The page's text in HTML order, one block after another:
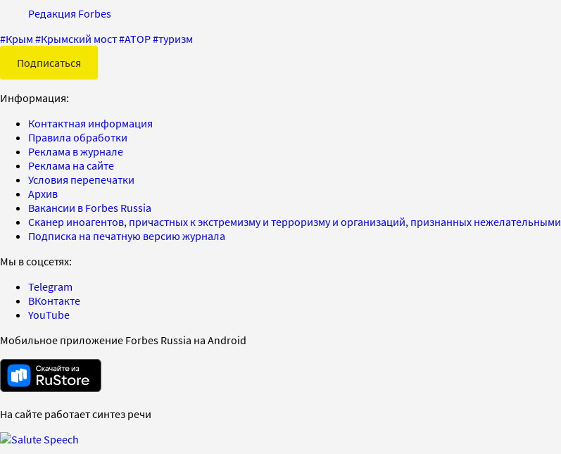
Редакция Forbes
#Крым #Крымский мост#АТОР#туризм
Подписаться
Информация:
Контактная информация
Правила обработки
Реклама в журнале
Реклама на сайте
Условия перепечатки
Архив
Вакансии в Forbes Russia
Сканер иноагентов, причастных к экстремизму и терроризму и организаций, признанных нежелательными
Подписка на печатную версию журнала
Мы в соцсетях:
Telegram
ВКонтакте
YouTube
Мобильное приложение Forbes Russia на Android
На сайте работает синтез речи